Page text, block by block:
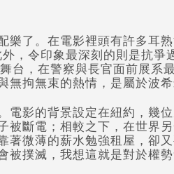
了。在電影裡頭有許多耳熟
，令印象最深刻的則是抗爭
台，在警察與長官面前展系
無拘無束的熱情，是屬於波
電影的背景設定在紐約，幾
被斷電；相較之下，在世界
著微薄的薪水勉強租屋，卻
被撲滅，我想這就是對於權